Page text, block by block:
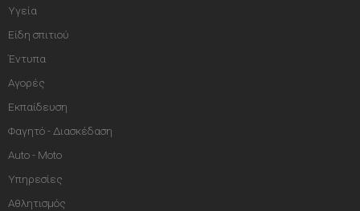
Υγεία
Είδη σπιτιού
Έντυπα
Αγορές
Εκπαίδευση
Φαγητό - Διασκέδαση
Auto - Moto
Υπηρεσίες
Αθλητισμός